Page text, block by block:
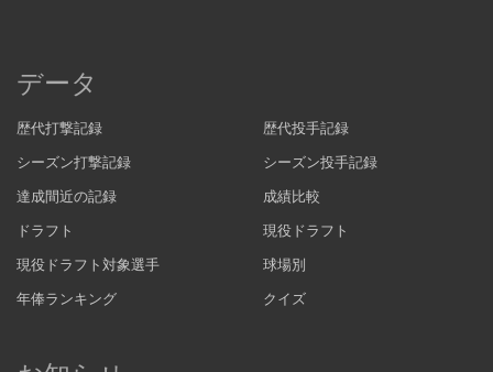
データ
歴代打撃記録
歴代投手記録
シーズン打撃記録
シーズン投手記録
達成間近の記録
成績比較
ドラフト
現役ドラフト
現役ドラフト対象選手
球場別
年俸ランキング
クイズ